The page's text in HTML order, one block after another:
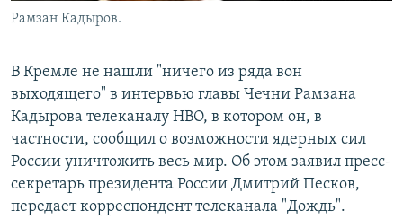
Рамзан Кадыров.
В Кремле не нашли "ничего из ряда вон
выходящего" в интервью главы Чечни Рамзана
Кадырова телеканалу HBO, в котором он, в
частности, сообщил о возможности ядерных сил
России уничтожить весь мир. Об этом заявил пресс-
секретарь президента России Дмитрий Песков,
передает корреспондент телеканала "Дождь".